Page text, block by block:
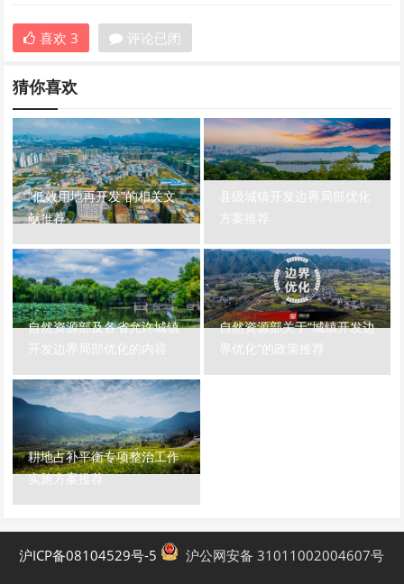
喜欢 3 评论已闭
猜你喜欢
“低效用地再开发”的相关文
献推荐
县级城镇开发边界局部优化
方案推荐
自然资源部及各省允许城镇
开发边界局部优化的内容
自然资源部关于“城镇开发边
界优化”的政策推荐
耕地占补平衡专项整治工作
实施方案推荐
沪ICP备08104529号-5 沪公网安备 31011002004607号